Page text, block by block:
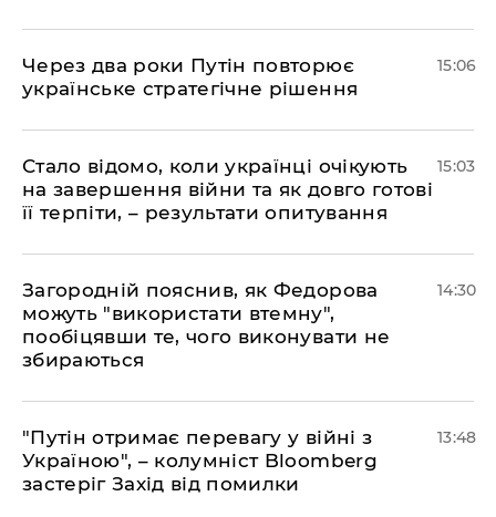
Через два роки Путін повторює
українське стратегічне рішення
15:06
Стало відомо, коли українці очікують
на завершення війни та як довго готові
її терпіти, – результати опитування
15:03
Загородній пояснив, як Федорова
можуть "використати втемну",
пообіцявши те, чого виконувати не
збираються
14:30
"Путін отримає перевагу у війні з
Україною", – колумніст Bloomberg
застеріг Захід від помилки
13:48